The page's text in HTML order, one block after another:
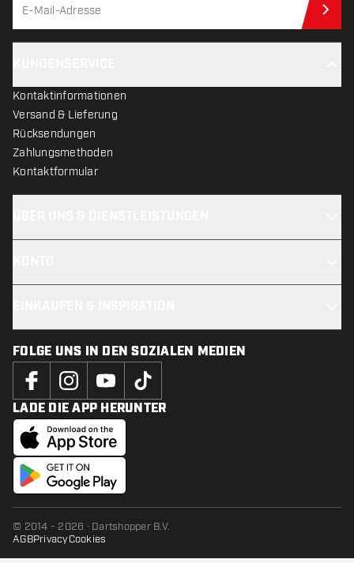
Kontaktinformationen
Versand & Lieferung
Rücksendungen
Zahlungsmethoden
Kontaktformular
FOLGE UNS IN DEN SOZIALEN MEDIEN
LADE DIE APP HERUNTER
© 2014 - 2026 · Dartshopper B.V.
AGBPrivacyCookies